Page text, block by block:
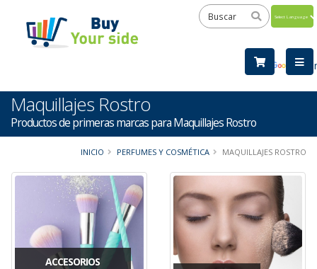
by
Maquillajes Rostro
Productos de primeras marcas para Maquillajes Rostro
INICIO PERFUMES Y COSMÉTICA MAQUILLAJES ROSTRO
ACCESORIOS